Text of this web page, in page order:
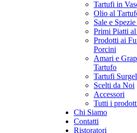
Tartufi in
Olio al
Sale e
Primi Piatti
Prodotti ai
Porcini
Amari e
Tartufo
Tartufi
Scelti da Noi
Accessori
Tutti i
Chi Siamo
Contatti
Ristoratori